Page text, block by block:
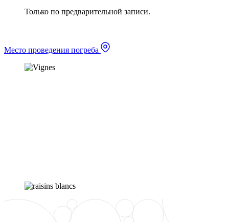
Только по предварительной записи.
Место проведения погреба